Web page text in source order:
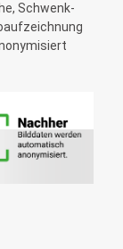
Schwenk-